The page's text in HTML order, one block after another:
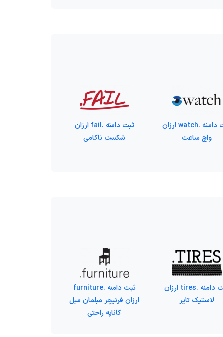
ثبت دامنه .watch ارزان
واچ ساعت
ثبت دامنه .fail ارزان
شکست ناکامی
ثبت دامنه .tires ارزان
لاستیک تایر
ثبت دامنه .furniture
ارزان فرنیچر مبلمان مبل
کاناپه راحتی